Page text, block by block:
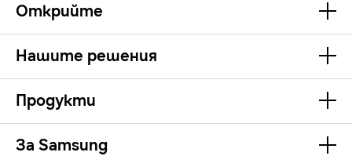
Открийте
Нашите решения
Продукти
За Samsung